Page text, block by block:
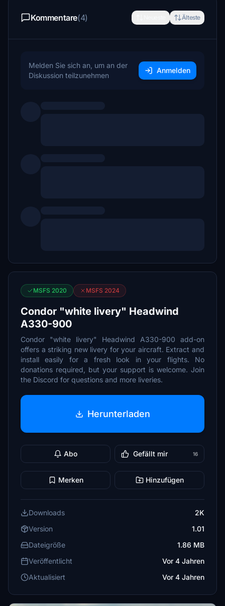
Kommentare(4) Älteste
Melden Sie sich an, um an der
Diskussion teilzunehmen
Anmelden
MSFS 2020 MSFS 2024
Condor "white livery" Headwind
A330-900
Condor "white livery" Headwind A330-900 add-on
offers a striking new livery for your aircraft. Extract and
install easily for a fresh look in your flights. No
donations required, but your support is welcome. Join
the Discord for questions and more liveries.
Herunterladen
Abo Gefällt mir 16
Merken Hinzufügen
Downloads
2K
Version
1.01
Dateigröße
1.86 MB
Veröffentlicht
Vor 4 Jahren
Aktualisiert
Vor 4 Jahren